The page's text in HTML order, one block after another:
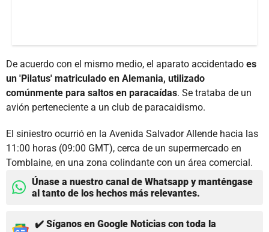
De acuerdo con el mismo medio, el aparato accidentado es
un 'Pilatus' matriculado en Alemania, utilizado
comúnmente para saltos en paracaídas. Se trataba de un
avión perteneciente a un club de paracaidismo.
El siniestro ocurrió en la Avenida Salvador Allende hacia las
11:00 horas (09:00 GMT), cerca de un supermercado en
Tomblaine, en una zona colindante con un área comercial.
Únase a nuestro canal de Whatsapp y manténgase
al tanto de los hechos más relevantes.
✔️ Síganos en Google Noticias con toda la